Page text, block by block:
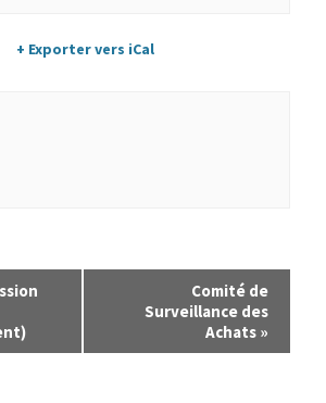
+ Exporter vers iCal
Comité de
Surveillance des
Achats »